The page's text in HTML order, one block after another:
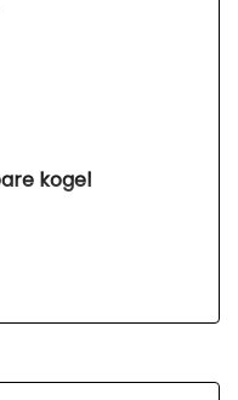
kogel